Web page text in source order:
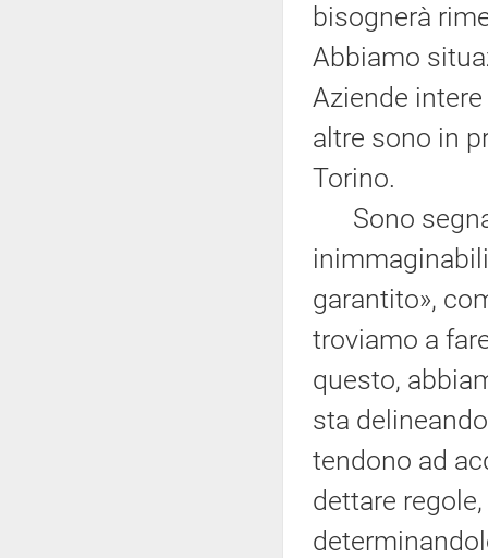
bisognerà
Abbiamo
Aziende
altre sono in
Torino.
Sono
garantito»,
troviamo a
questo,
sta
tendono ad
dettare